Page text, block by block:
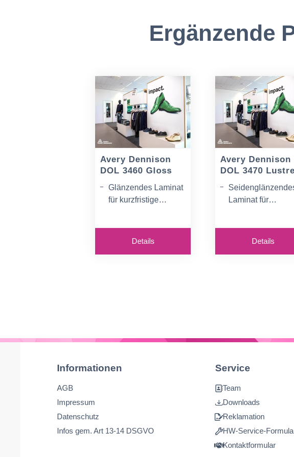
Ergänzende
Avery Dennison
DOL 3460 Gloss
Glänzendes Laminat
für kurzfristige
Details
Avery Dennison
DOL 3470
Laminat für
mm Breite
Details
Informationen
AGB
Impressum
Datenschutz
Infos gem. Art 13-14 DSGVO
Service
Team
Downloads
Reklamation
HW-Service-
Kontaktformular